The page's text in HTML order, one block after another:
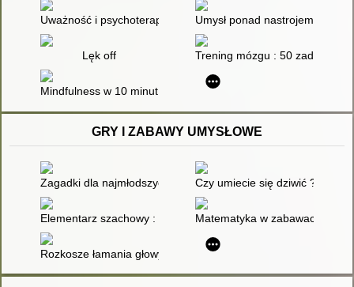
Uważność i psychoterapia Umysł ponad nastrojem :
Lęk off Trening mózgu : 50 zadań
Mindfulness w 10 minut : 71 prostych nawyków, które pomogą
GRY I ZABAWY UMYSŁOWE
Zagadki dla najmłodszych : materiały metodyczne
Czy umiecie się dziwić ? :
Elementarz szachowy : program dla szkół i przedszkoli. Cz. 1
Matematyka w zabawach i
Rozkosze łamania głowy